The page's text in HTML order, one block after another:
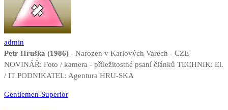
admin
Petr Hruška (1986) - Narozen v Karlových Varech - CZE
NOVINÁŘ: Foto / kamera - příležitostné psaní článků TECHNIK: El.
/ IT PODNIKATEL: Agentura HRU-SKA
Navigace
Gentlemen-Superior